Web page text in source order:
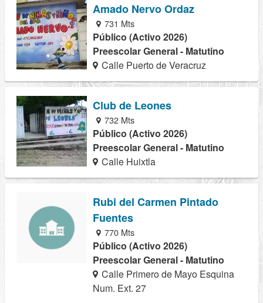
Amado Nervo Ordaz
731 Mts
Público (Activo 2026)
Preescolar General - Matutino
Calle Puerto de Veracruz
Club de Leones
732 Mts
Público (Activo 2026)
Preescolar General - Matutino
Calle Huixtla
Rubi del Carmen Pintado
Fuentes
770 Mts
Público (Activo 2026)
Preescolar General - Matutino
Calle Primero de Mayo Esquina
Num. Ext. 27